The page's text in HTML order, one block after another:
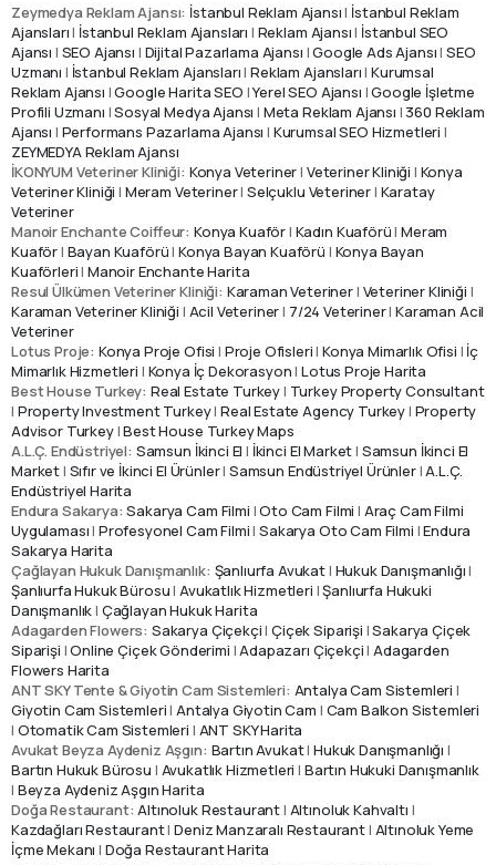
Zeymedya Reklam Ajansı: İstanbul Reklam Ajansı| İstanbul Reklam
Ajansları| İstanbul Reklam Ajansları | Reklam Ajansı| İstanbul SEO
Ajansı | SEO Ajansı | Dijital Pazarlama Ajansı |Google Ads Ajansı|SEO
Uzmanı | İstanbul Reklam Ajansları|Reklam Ajansları|Kurumsal
Reklam Ajansı |Google Harita SEO |Yerel SEO Ajansı |Google İşletme
Profili Uzmanı |Sosyal Medya Ajansı | Meta Reklam Ajansı | 360 Reklam
Ajansı | Performans Pazarlama Ajansı | Kurumsal SEO Hizmetleri |
ZEYMEDYA Reklam Ajansı
İKONYUM Veteriner Kliniği: Konya Veteriner| Veteriner Kliniği | Konya
Veteriner Kliniği | Meram Veteriner| Selçuklu Veteriner| Karatay
Veteriner
Manoir Enchante Coiffeur: Konya Kuaför| Kadın Kuaförü|Meram
Kuaför| Bayan Kuaförü|Konya Bayan Kuaförü | Konya Bayan
Kuaförleri| Manoir Enchante Harita
Resul Ülkümen Veteriner Kliniği: Karaman Veteriner| Veteriner Kliniği |
Karaman Veteriner Kliniği | Acil Veteriner| 7/24 Veteriner|Karaman Acil
Veteriner
Lotus Proje: Konya Proje Ofisi | Proje Ofisleri|Konya Mimarlık Ofisi | İç
Mimarlık Hizmetleri | Konya İç Dekorasyon| Lotus Proje Harita
Best House Turkey: Real Estate Turkey| Turkey Property Consultant
| Property Investment Turkey|Real Estate Agency Turkey| Property
Advisor Turkey|Best House Turkey Maps
A.L.Ç. Endüstriyel: Samsun İkinci El | İkinci El Market| Samsun İkinci El
Market| Sıfır ve İkinci El Ürünler| Samsun Endüstriyel Ürünler|A.L.Ç.
Endüstriyel Harita
Endura Sakarya: Sakarya Cam Filmi |Oto Cam Filmi | Araç Cam Filmi
Uygulaması| Profesyonel Cam Filmi|Sakarya Oto Cam Filmi |Endura
Sakarya Harita
Çağlayan Hukuk Danışmanlık: Şanlıurfa Avukat| Hukuk Danışmanlığı|
Şanlıurfa Hukuk Bürosu|Avukatlık Hizmetleri |Şanlıurfa Hukuki
Danışmanlık| Çağlayan Hukuk Harita
Adagarden Flowers: Sakarya Çiçekçi|Çiçek Siparişi |Sakarya Çiçek
Siparişi |Online Çiçek Gönderimi |Adapazarı Çiçekçi|Adagarden
Flowers Harita
ANT SKY Tente & Giyotin Cam Sistemleri: Antalya Cam Sistemleri |
Giyotin Cam Sistemleri|Antalya Giyotin Cam | Cam Balkon Sistemleri
| Otomatik Cam Sistemleri | ANT SKY Harita
Avukat Beyza Aydeniz Aşgın: Bartın Avukat| Hukuk Danışmanlığı |
Bartın Hukuk Bürosu | Avukatlık Hizmetleri | Bartın Hukuki Danışmanlık
| Beyza Aydeniz Aşgın Harita
Doğa Restaurant: Altınoluk Restaurant| Altınoluk Kahvaltı |
Kazdağları Restaurant|Deniz Manzaralı Restaurant| Altınoluk Yeme
İçme Mekanı | Doğa Restaurant Harita